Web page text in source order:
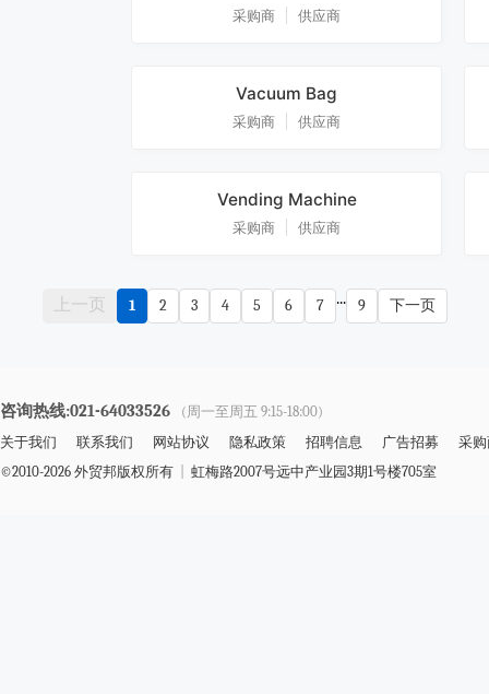
采购商 供应商
Vacuum Bag
采购商 供应商
Vending Machine
采购商 供应商
上一页 1 2 3 4 5 6 7 ... 9 下一页
咨询热线:021-64033526
(周一至周五 9:15-18:00)
关于我们
联系我们 网站协议 隐私政策 招聘信息 广告招募
采
©2010-2026 外贸邦版权所有
虹梅路2007号远中产业园3期1号楼705室